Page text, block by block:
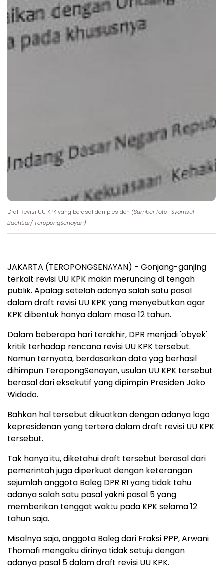
Draf Revisi UU KPK yang berasal dari presiden (Sumber foto : Syamsul
Bachtiar/ TeropongSenayan)
JAKARTA (TEROPONGSENAYAN) - Gonjang-ganjing
terkait revisi UU KPK makin meruncing di tengah
publik. Apalagi setelah adanya salah satu pasal
dalam draft revisi UU KPK yang menyebutkan agar
KPK dibentuk hanya dalam masa 12 tahun.
Dalam beberapa hari terakhir, DPR menjadi 'obyek'
kritik terhadap rencana revisi UU KPK tersebut.
Namun ternyata, berdasarkan data yag berhasil
dihimpun TeropongSenayan, usulan UU KPK tersebut
berasal dari eksekutif yang dipimpin Presiden Joko
Widodo.
Bahkan hal tersebut dikuatkan dengan adanya logo
kepresidenan yang tertera dalam draft revisi UU KPK
tersebut.
Tak hanya itu, diketahui draft tersebut berasal dari
pemerintah juga diperkuat dengan keterangan
sejumlah anggota Baleg DPR RI yang tidak tahu
adanya salah satu pasal yakni pasal 5 yang
memberikan tenggat waktu pada KPK selama 12
tahun saja.
Misalnya saja, anggota Baleg dari Fraksi PPP, Arwani
Thomafi mengaku dirinya tidak setuju dengan
adanya pasal 5 dalam draft revisi UU KPK.